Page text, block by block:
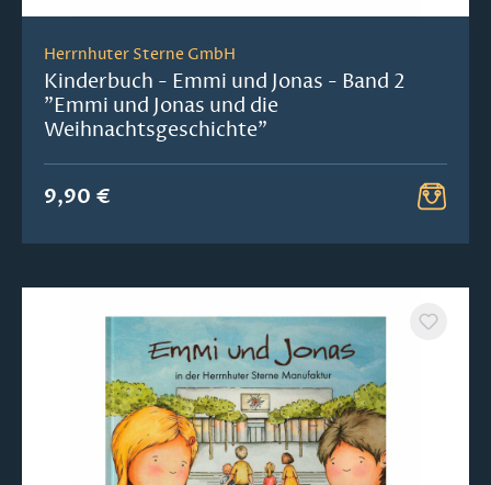
Herrnhuter Sterne GmbH
Kinderbuch - Emmi und Jonas - Band 2
"Emmi und Jonas und die
Weihnachtsgeschichte"
9,90 €